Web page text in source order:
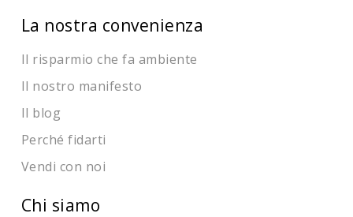
La nostra convenienza
Il risparmio che fa ambiente
Il nostro manifesto
Il blog
Perché fidarti
Vendi con noi
Chi siamo